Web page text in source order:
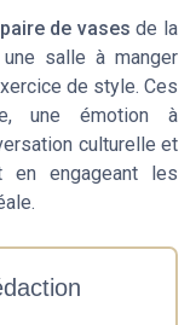
paire de vases de la
salle à manger
de style. Ces
une émotion à
culturelle et
en engageant les